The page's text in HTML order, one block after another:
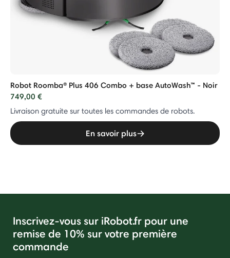
Robot Roomba® Plus 406 Combo + base AutoWash™ - Noir
749,00 €
Livraison gratuite sur toutes les commandes de robots.
En savoir plus
Inscrivez-vous sur iRobot.fr pour une
remise de 10% sur votre première
commande